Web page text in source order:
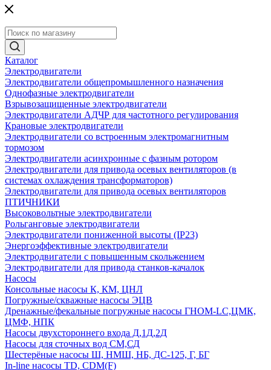
Каталог
Электродвигатели
Электродвигатели общепромышленного назначения
Однофазные электродвигатели
Взрывозащищенные электродвигатели
Электродвигатели АДЧР для частотного регулирования
Крановые электродвигатели
Электродвигатели со встроенным электромагнитным
тормозом
Электродвигатели асинхронные с фазным ротором
Электродвигатели для привода осевых вентиляторов (в
системах охлаждения трансформаторов)
Электродвигатели для привода осевых вентиляторов
ПТИЧНИКИ
Высоковольтные электродвигатели
Рольганговые электродвигатели
Электродвигатели пониженной высоты (IP23)
Энергоэффективные электродвигатели
Электродвигатели с повышенным скольжением
Электродвигатели для привода станков-качалок
Насосы
Консольные насосы К, КМ, ЦНЛ
Погружные/скважные насосы ЭЦВ
Дренажные/фекальные погружные насосы ГНОМ-LC,ЦМК,
ЦМФ, НПК
Насосы двухстороннего входа Д,1Д,2Д
Насосы для сточных вод СМ,СД
Шестерёные насосы Ш, НМШ, НБ, ДС-125, Г, БГ
In-line насосы TD, CDM(F)